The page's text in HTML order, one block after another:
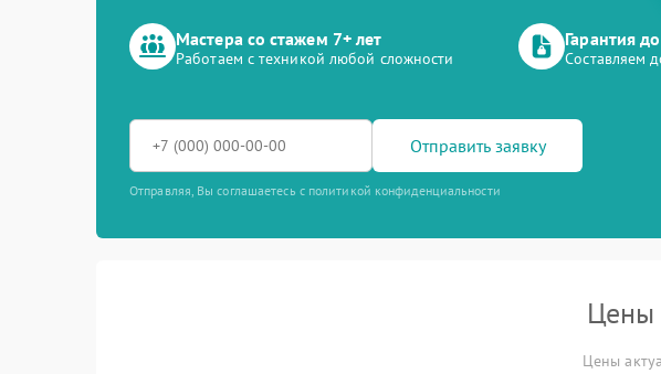
Мастера со стажем 7+ лет
Работаем с техникой любой сложности
Гарантия
Составляем
Отправить заявку
Отправляя, Вы соглашаетесь с политикой конфиденциальности
Цены
Цены